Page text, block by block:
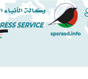
تجاوز
إلى
المحتوى
الرئيسي